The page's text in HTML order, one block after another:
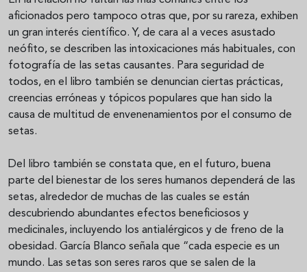
aficionados pero tampoco otras que, por su rareza, exhiben
un gran interés científico. Y, de cara al a veces asustado
neófito, se describen las intoxicaciones más habituales, con
fotografía de las setas causantes. Para seguridad de
todos, en el libro también se denuncian ciertas prácticas,
creencias erróneas y tópicos populares que han sido la
causa de multitud de envenenamientos por el consumo de
setas.
Del libro también se constata que, en el futuro, buena
parte del bienestar de los seres humanos dependerá de las
setas, alrededor de muchas de las cuales se están
descubriendo abundantes efectos beneficiosos y
medicinales, incluyendo los antialérgicos y de freno de la
obesidad. García Blanco señala que “cada especie es un
mundo. Las setas son seres raros que se salen de la